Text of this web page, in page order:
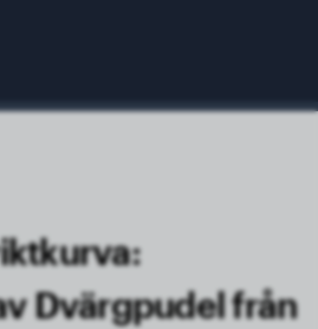
Dvärgpudel från